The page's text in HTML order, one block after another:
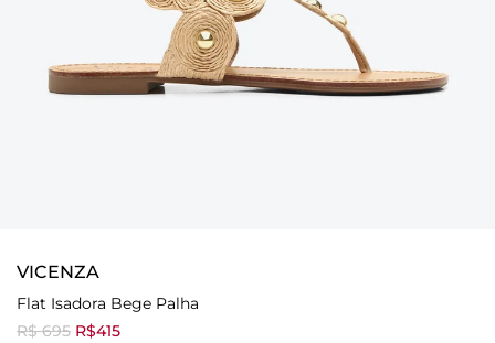
VICENZA
Flat Isadora Bege Palha
R$ 695 R$415